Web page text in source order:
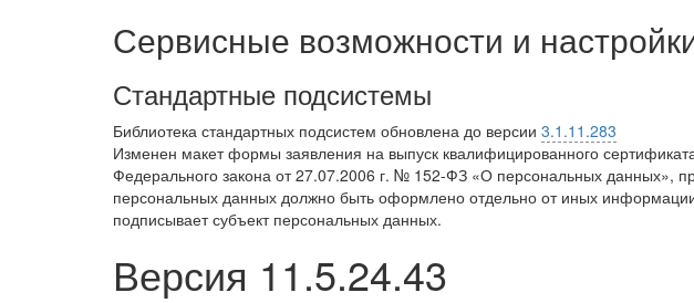
Сервисные возможности и
Стандартные подсистемы
Библиотека стандартных подсистем обновлена до версии 3.1.11.283
Изменен макет формы заявления на выпуск квалифицированного
Федерального закона от 27.07.2006 г. № 152-ФЗ «О персональных данных»,
персональных данных должно быть оформлено отдельно от иных
подписывает субъект персональных данных.
Версия 11.5.24.43